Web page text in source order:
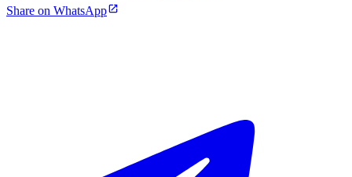
Share on WhatsApp